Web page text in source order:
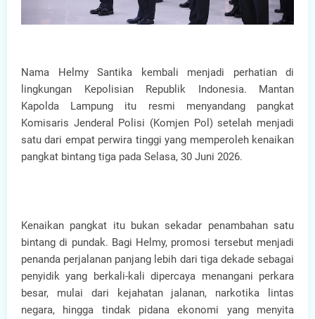
Nama Helmy Santika kembali menjadi perhatian di
lingkungan Kepolisian Republik Indonesia. Mantan
Kapolda Lampung itu resmi menyandang pangkat
Komisaris Jenderal Polisi (Komjen Pol) setelah menjadi
satu dari empat perwira tinggi yang memperoleh kenaikan
pangkat bintang tiga pada Selasa, 30 Juni 2026.
Kenaikan pangkat itu bukan sekadar penambahan satu
bintang di pundak. Bagi Helmy, promosi tersebut menjadi
penanda perjalanan panjang lebih dari tiga dekade sebagai
penyidik yang berkali-kali dipercaya menangani perkara
besar, mulai dari kejahatan jalanan, narkotika lintas
negara, hingga tindak pidana ekonomi yang menyita